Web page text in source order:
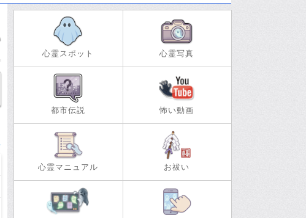
心霊スポット 心霊写真
都市伝説 怖い動画
心霊マニュアル お祓い